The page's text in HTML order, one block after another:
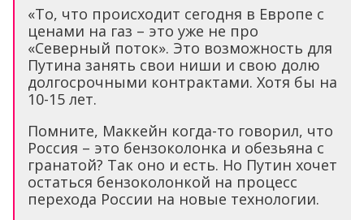
«То, что происходит сегодня в Европе с
ценами на газ – это уже не про
«Северный поток». Это возможность для
Путина занять свои ниши и свою долю
долгосрочными контрактами. Хотя бы на
10-15 лет.
Помните, Маккейн когда-то говорил, что
Россия – это бензоколонка и обезьяна с
гранатой? Так оно и есть. Но Путин хочет
остаться бензоколонкой на процесс
перехода России на новые технологии.